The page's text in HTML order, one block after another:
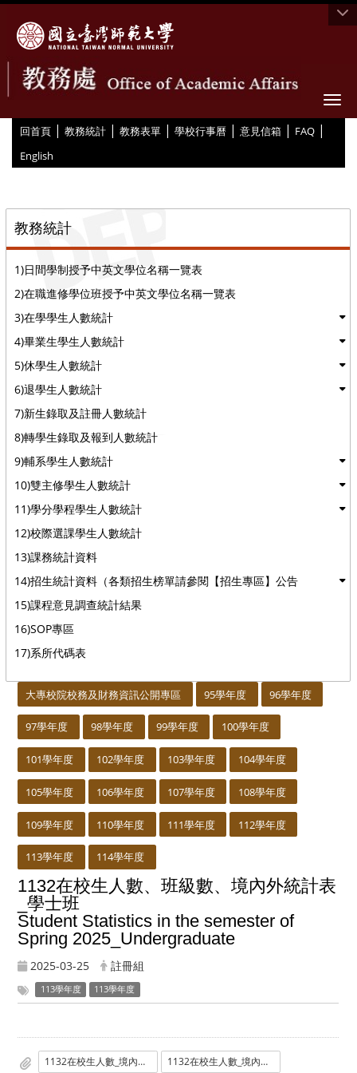
回首頁 | 教務統計 | 教務表單 | 學校行事曆 | 意見信箱 | FAQ |
English
教務統計
1)日間學制授予中英文學位名稱一覽表
2)在職進修學位班授予中英文學位名稱一覽表
3)在學學生人數統計
4)畢業生學生人數統計
5)休學生人數統計
6)退學生人數統計
7)新生錄取及註冊人數統計
8)轉學生錄取及報到人數統計
9)輔系學生人數統計
10)雙主修學生人數統計
11)學分學程學生人數統計
12)校際選課學生人數統計
13)課務統計資料
14)招生統計資料（各類招生榜單請參閱【招生專區】公告
15)課程意見調查統計結果
16)SOP專區
17)系所代碼表
大專校院校務及財務資訊公開專區 95學年度 96學年度
97學年度 98學年度 99學年度 100學年度
101學年度 102學年度 103學年度 104學年度
105學年度 106學年度 107學年度 108學年度
109學年度 110學年度 111學年度 112學年度
113學年度 114學年度
1132在校生人數、班級數、境內外統計表
_學士班
Student Statistics in the semester of
Spring 2025_Undergraduate
2025-03-25 註冊組
113學年度 113學年度
1132在校生人數_境內外_班級數統計表_學士班.ods 1132在校生人數_境內外_班級數統計表_學士班.pdf